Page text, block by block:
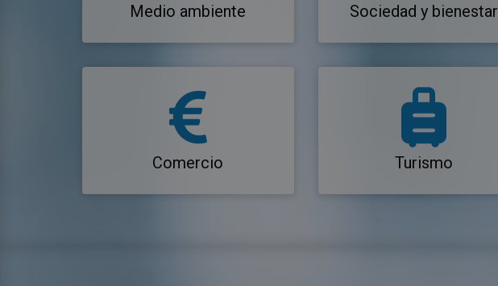
Medio ambiente Sociedad y bienestar
Comercio Turismo